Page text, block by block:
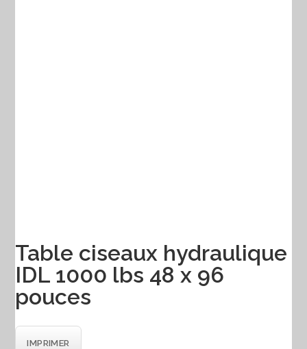
Table ciseaux hydraulique
IDL 1000 lbs 48 x 96
pouces
IMPRIMER